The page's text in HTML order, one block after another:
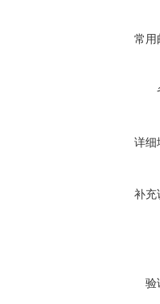
常用
详细
补充
验